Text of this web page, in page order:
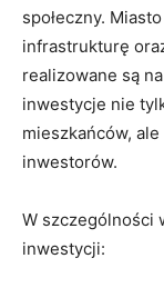
społeczny.
infrastrukturę
realizowane są
inwestycje nie
mieszkańców,
inwestorów.
W szczególności
inwestycji: